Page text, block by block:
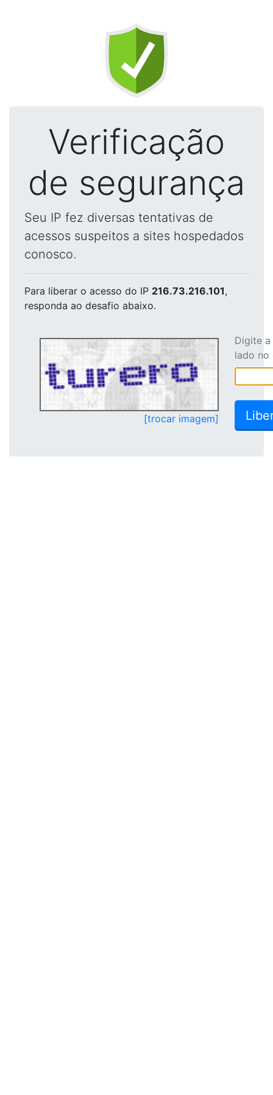
Verificação
de segurança
Seu IP fez diversas tentativas de
acessos suspeitos a sites hospedados
conosco.
Para liberar o acesso do IP 216.73.216.101,
responda ao desafio abaixo.
[trocar imagem]
Digite
lado no